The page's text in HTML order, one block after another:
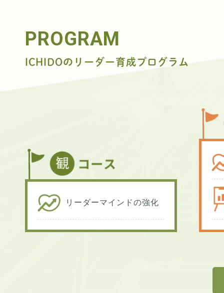
PROGRAM
ICHIDOのリーダー育成プログラム
リーダーマインドの強化